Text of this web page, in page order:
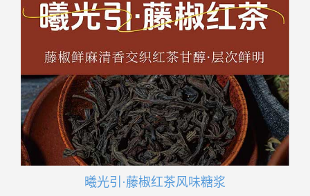
曦光引·藤椒红茶风味糖浆